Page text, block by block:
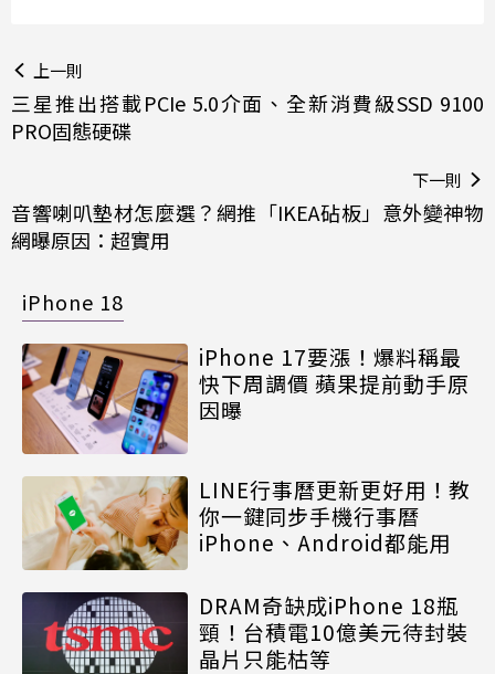
上一則
三星推出搭載PCIe 5.0介面、全新消費級SSD 9100
PRO固態硬碟
下一則
音響喇叭墊材怎麼選？網推「IKEA砧板」意外變神物
網曝原因：超實用
iPhone 18
iPhone 17要漲！爆料稱最
快下周調價 蘋果提前動手原
因曝
LINE行事曆更新更好用！教
你一鍵同步手機行事曆
iPhone、Android都能用
DRAM奇缺成iPhone 18瓶
頸！台積電10億美元待封裝
晶片只能枯等